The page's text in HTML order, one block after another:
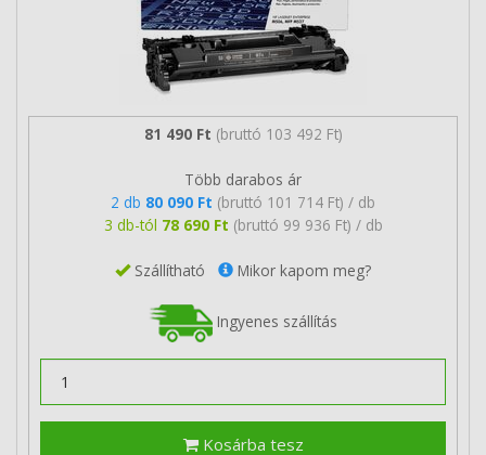
81 490 Ft (bruttó 103 492 Ft)
Több darabos ár
2 db 80 090 Ft (bruttó 101 714 Ft) / db
3 db-tól 78 690 Ft (bruttó 99 936 Ft) / db
Szállítható Mikor kapom meg?
Ingyenes szállítás
Kosárba tesz